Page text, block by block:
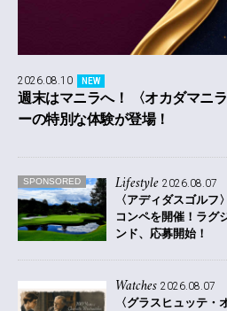
2026.08.10 NEW
週末はマニラへ！ 〈オカダマニ
ーの特別な体験が登場！
SPONSORED Lifestyle 2026.08.07
〈アディダスゴルフ
コンペを開催！ ラグ
ンド、応募開始！
Watches 2026.08.07
〈グラスヒュッテ